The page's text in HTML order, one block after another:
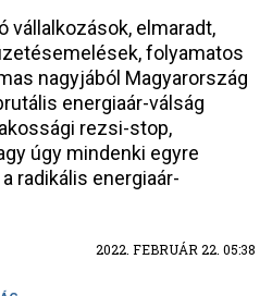
vállalkozások, elmaradt,
folyamatos
nagyjából Magyarország
energiaár-válság
rezsi-stop,
úgy mindenki egyre
radikális energiaár-
2022. FEBRUÁR 22. 05:38